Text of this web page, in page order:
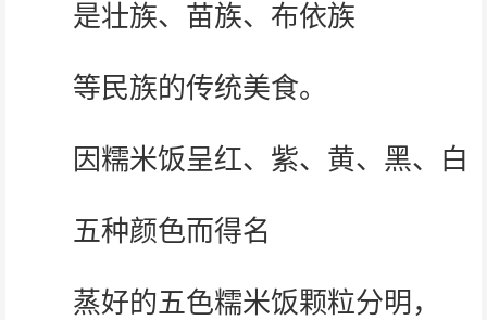
是壮族、苗族、布依族
等民族的传统美食。
因糯米饭呈红、紫、黄、黑、白
五种颜色而得名
蒸好的五色糯米饭颗粒分明，